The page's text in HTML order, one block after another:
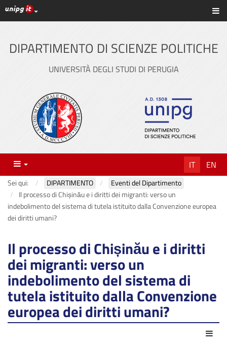
Vai
al
principale
Link ai principali servizi web di Ateneo
DIPARTIMENTO DI SCIENZE POLITICHE
UNIVERSITÀ DEGLI STUDI DI PERUGIA
Menu IT EN
Sei qui: DIPARTIMENTO
Eventi del Dipartimento
Il processo di Chișinău e i diritti dei migranti: verso un
indebolimento del sistema di tutela istituito dalla Convenzione europea
dei diritti umani?
Il processo di Chișinău e i diritti
dei migranti: verso un
indebolimento del sistema di
tutela istituito dalla Convenzione
europea dei diritti umani?